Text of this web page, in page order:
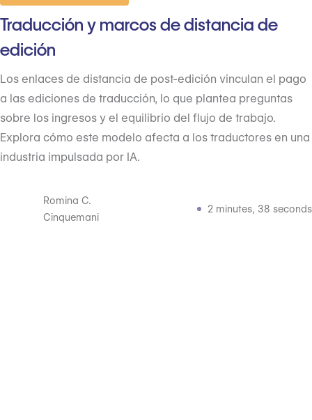
Traducción y marcos de distancia de
edición
Los enlaces de distancia de post-edición vinculan el pago
a las ediciones de traducción, lo que plantea preguntas
sobre los ingresos y el equilibrio del flujo de trabajo.
Explora cómo este modelo afecta a los traductores en una
industria impulsada por IA.
Romina C.
Cinquemani
2 minutes, 38 seconds